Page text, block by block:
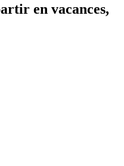
en vacances,